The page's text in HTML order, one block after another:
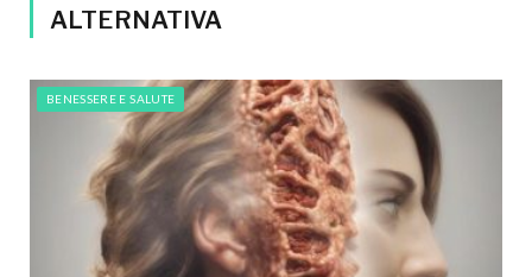
ALTERNATIVA
BENESSERE E SALUTE